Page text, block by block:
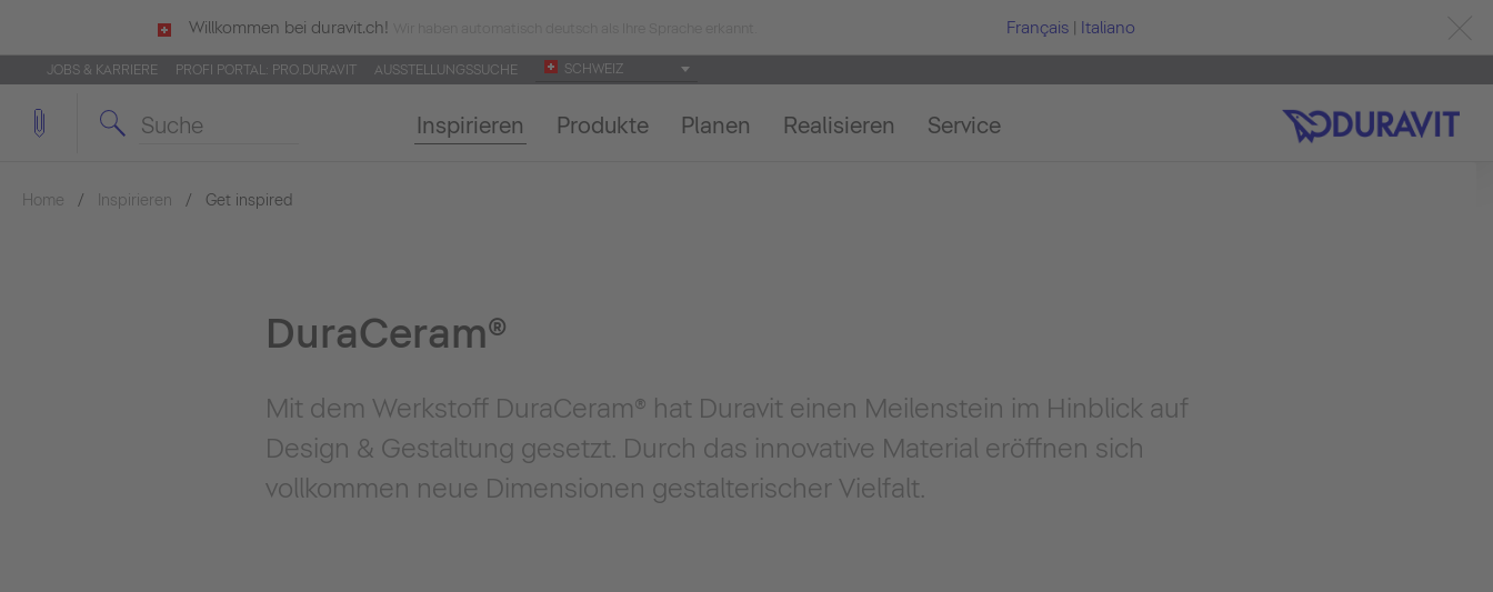
Willkommen bei duravit.ch! Français | Italiano
JOBS & KARRIERE PROFI PORTAL: PRO.DURAVIT AUSSTELLUNGSSUCHE SCHWEIZ
Inspirieren Produkte Planen Realisieren Service
Home Inspirieren Get inspired
DuraCeram®
Mit dem Werkstoff DuraCeram® hat Duravit einen Meilenstein im Hinblick auf
Design & Gestaltung gesetzt. Durch das innovative Material eröffnen sich
vollkommen neue Dimensionen gestalterischer Vielfalt.